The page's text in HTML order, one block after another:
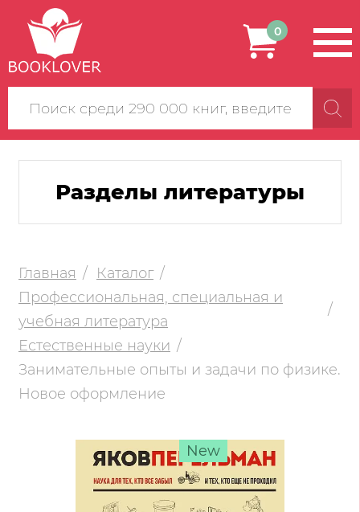
Поиск
по
сайту
0
Разделы литературы
Главная
Каталог
Профессиональная, специальная и
учебная литература
Естественные науки
Занимательные опыты и задачи по физике.
Новое оформление
New